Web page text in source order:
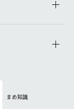
まめ知識